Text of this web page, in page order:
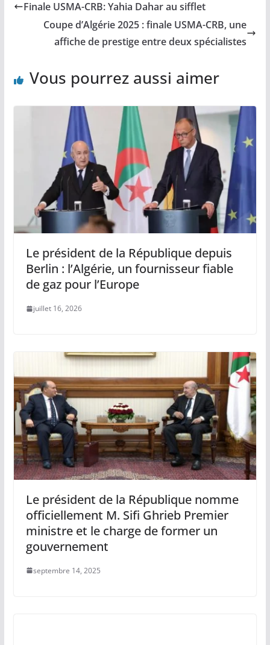
Finale USMA-CRB: Yahia Dahar au sifflet
Coupe d’Algérie 2025 : finale USMA-CRB, une
affiche de prestige entre deux spécialistes
Vous pourrez aussi aimer
Le président de la République depuis
Berlin : l’Algérie, un fournisseur fiable
de gaz pour l’Europe
juillet 16, 2026
Le président de la République nomme
officiellement M. Sifi Ghrieb Premier
ministre et le charge de former un
gouvernement
septembre 14, 2025